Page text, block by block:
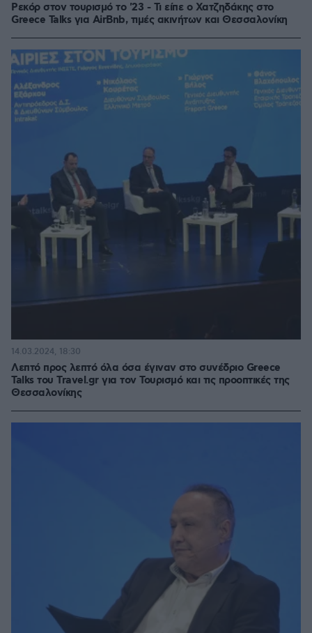
Ρεκόρ στον τουρισμό το '23 - Τι είπε ο Χατζηδάκης στο
Greece Talks για AirBnb, τιμές ακινήτων και Θεσσαλονίκη
Λεπτό προς λεπτό όλα όσα έγιναν στο συνέδριο Greece
Talks του Travel.gr για τον Τουρισμό και τις προοπτικές της
Θεσσαλονίκης
14.03.2024, 18:30